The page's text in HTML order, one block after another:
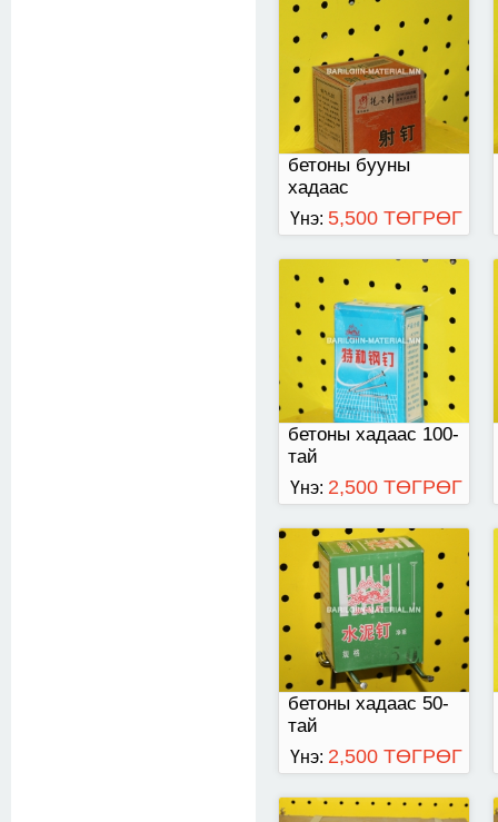
бетоны бууны
хадаас
Үнэ: 5,500 ТӨГРӨГ
бетоны хадаас 100-
тай
100-тай
Үнэ: 2,500 ТӨГРӨГ
бетоны хадаас 50-
тай
50-тай
Үнэ: 2,500 ТӨГРӨГ
200-тай